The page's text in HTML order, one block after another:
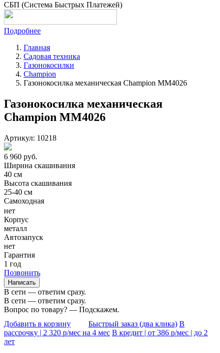
СБП (Система Быстрых Платежей)
Подробнее
Главная
Садовая техника
Газонокосилки
Champion
Газонокосилка механическая Champion MM4026
Газонокосилка механическая
Champion MM4026
Артикул: 10218
6 960 руб.
Ширина скашивания
40 см
Высота скашивания
25-40 см
Самоходная
нет
Корпус
металл
Автозапуск
нет
Гарантия
1 год
Позвонить
Написать
В сети — ответим сразу.
В сети — ответим сразу.
Вопрос по товару? — Подскажем.
Добавить в корзину
Быстрый заказ (два клика) В
рассрочку | 2 320 р/мес на 4 мес В кредит | от 386 р/мес | до 2
лет